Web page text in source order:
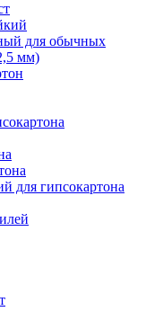
для обычных
мм)
для гипсокартона